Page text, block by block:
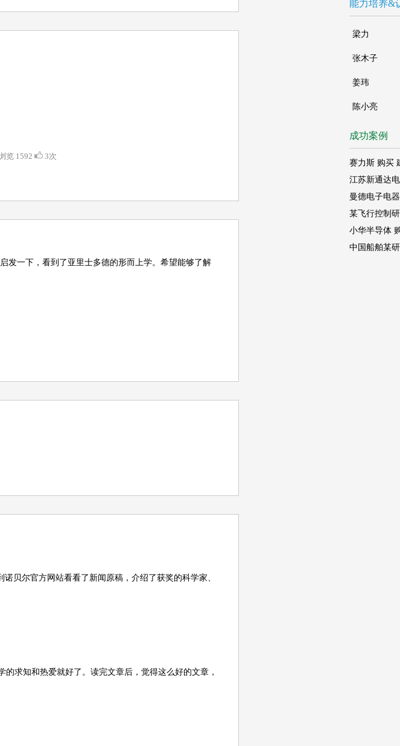
览 1592 3次
发一下，看到了亚里士多德的形而上学。希望能够了解
贝尔官方网站看看了新闻原稿，介绍了获奖的科学家、
求知和热爱就好了。读完文章后，觉得这么好的文章，
能力培养&
成功案例